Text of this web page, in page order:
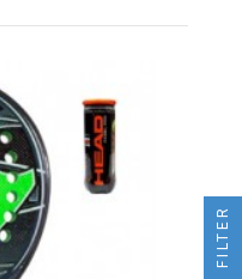
argentina y lleva 25
subcampeona.
2012. Esta jugadora lleva
argentino siendo
y siendo jugadora del
Pala de
de carbono, con la que
FILTER